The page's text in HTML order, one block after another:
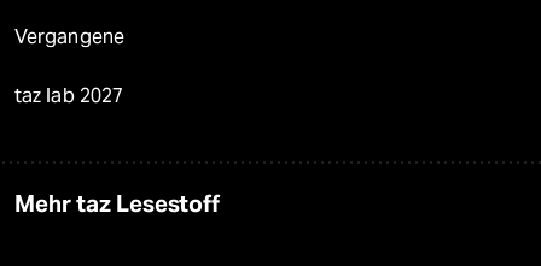
Vergangene
taz lab 2027
Mehr taz Lesestoff